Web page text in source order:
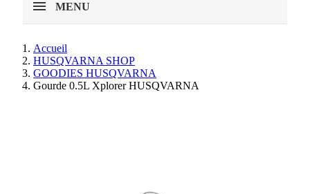
MENU
Accueil
HUSQVARNA SHOP
GOODIES HUSQVARNA
Gourde 0.5L Xplorer HUSQVARNA